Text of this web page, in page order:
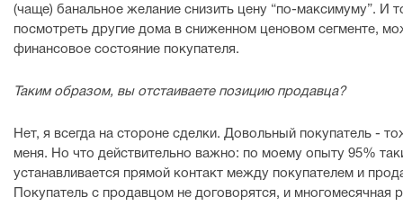
(чаще) банальное желание снизить цену “по-максимуму”. И
посмотреть другие дома в сниженном ценовом сегменте,
финансовое состояние покупателя.
Таким образом, вы отстаиваете позицию продавца?
Нет, я всегда на стороне сделки. Довольный покупатель -
меня. Но что действительно важно: по моему опыту 95%
устанавливается прямой контакт между покупателем и
Покупатель с продавцом не договорятся, и многомесячная